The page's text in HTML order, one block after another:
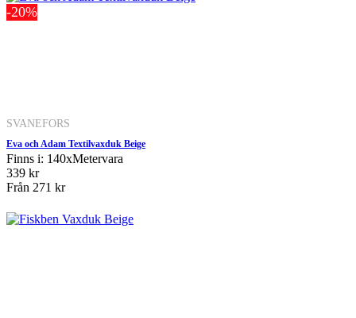
-20%
SVANEFORS
Eva och Adam Textilvaxduk Beige
Finns i: 140xMetervara
339 kr
Från 271 kr